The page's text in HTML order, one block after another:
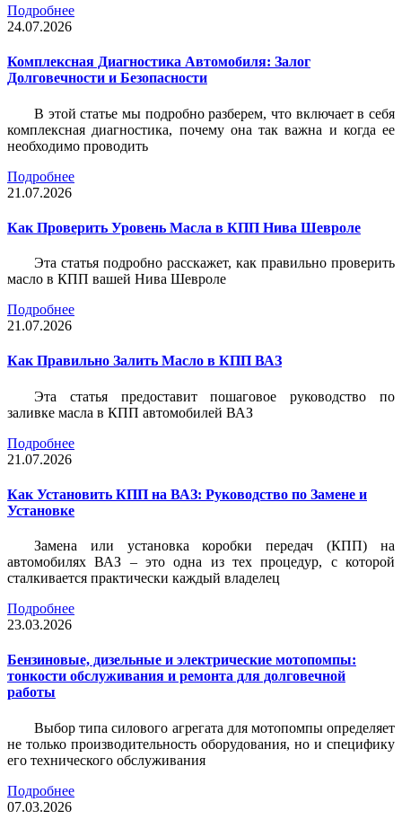
Подробнее
24.07.2026
Комплексная Диагностика Автомобиля: Залог
Долговечности и Безопасности
В этой статье мы подробно разберем, что включает в себя
комплексная диагностика, почему она так важна и когда ее
необходимо проводить
Подробнее
21.07.2026
Как Проверить Уровень Масла в КПП Нива Шевроле
Эта статья подробно расскажет, как правильно проверить
масло в КПП вашей Нива Шевроле
Подробнее
21.07.2026
Как Правильно Залить Масло в КПП ВАЗ
Эта статья предоставит пошаговое руководство по
заливке масла в КПП автомобилей ВАЗ
Подробнее
21.07.2026
Как Установить КПП на ВАЗ: Руководство по Замене и
Установке
Замена или установка коробки передач (КПП) на
автомобилях ВАЗ – это одна из тех процедур, с которой
сталкивается практически каждый владелец
Подробнее
23.03.2026
Бензиновые, дизельные и электрические мотопомпы:
тонкости обслуживания и ремонта для долговечной
работы
Выбор типа силового агрегата для мотопомпы определяет
не только производительность оборудования, но и специфику
его технического обслуживания
Подробнее
07.03.2026